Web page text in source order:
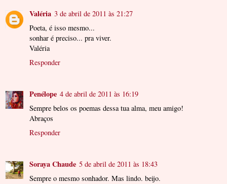
Valéria 3 de abril de 2011 às 21:27
Poeta, é isso mesmo...
sonhar é preciso... pra viver.
Valéria
Responder
Penélope 4 de abril de 2011 às 16:19
Sempre belos os poemas dessa tua alma, meu amigo!
Abraços
Responder
Soraya Chaude 5 de abril de 2011 às 18:43
Sempre o mesmo sonhador. Mas lindo. beijo.